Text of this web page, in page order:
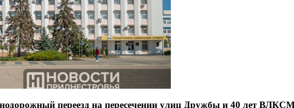
переезд на пересечении улиц Дружбы и 40 лет